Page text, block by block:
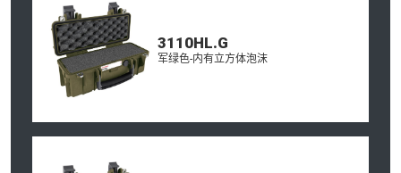
3110HL.G
军绿色-内有立方体泡沫